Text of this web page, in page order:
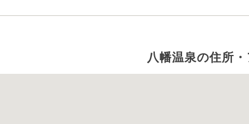
八幡温泉の住所